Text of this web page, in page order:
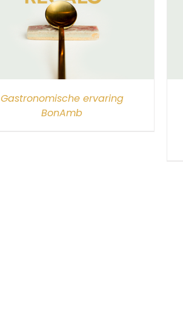
Gastronomische ervaring
BonAmb
SELECTEER BEDRAG